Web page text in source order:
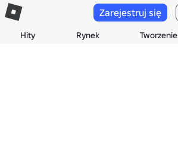
Hity Rynek Tworzenie
Zarejestruj się